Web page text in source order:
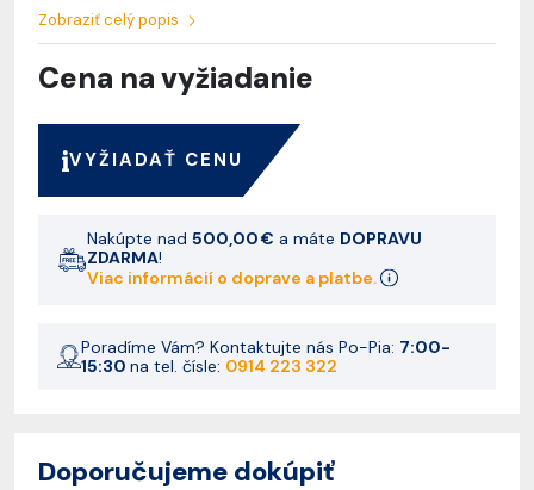
Zobraziť celý popis
Cena na vyžiadanie
VYŽIADAŤ CENU
Nakúpte nad 500,00 € a máte DOPRAVU
ZDARMA!
Viac informácií o doprave a platbe.
Poradíme Vám? Kontaktujte nás Po-Pia: 7:00-
15:30 na tel. čísle: 0914 223 322
Doporučujeme dokúpiť